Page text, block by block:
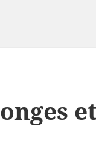
et